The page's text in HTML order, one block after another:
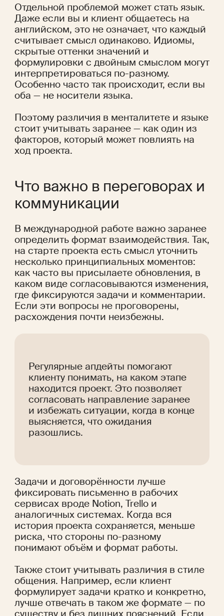
Отдельной проблемой может стать язык.
Даже если вы и клиент общаетесь на
английском, это не означает, что каждый
считывает смысл одинаково. Идиомы,
скрытые оттенки значений и
формулировки с двойным смыслом могут
интерпретироваться по-разному.
Особенно часто так происходит, если вы
оба — не носители языка.
Поэтому различия в менталитете и языке
стоит учитывать заранее — как один из
факторов, который может повлиять на
ход проекта.
Что важно в переговорах и
коммуникации
В международной работе важно заранее
определить формат взаимодействия. Так,
на старте проекта есть смысл уточнить
несколько принципиальных моментов:
как часто вы присылаете обновления, в
каком виде согласовываются изменения,
где фиксируются задачи и комментарии.
Если эти вопросы не проговорены,
расхождения почти неизбежны.
Регулярные апдейты помогают
клиенту понимать, на каком этапе
находится проект. Это позволяет
согласовать направление заранее
и избежать ситуации, когда в конце
выясняется, что ожидания
разошлись.
Задачи и договорённости лучше
фиксировать письменно в рабочих
сервисах вроде Notion, Trello и
аналогичных системах. Когда вся
история проекта сохраняется, меньше
риска, что стороны по-разному
понимают объём и формат работы.
Также стоит учитывать различия в стиле
общения. Например, если клиент
формулирует задачи кратко и конкретно,
лучше отвечать в таком же формате — по